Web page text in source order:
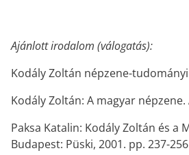
Ajánlott irodalom (válogatás):
Kodály Zoltán népzene-
Kodály Zoltán: A magyar
Paksa Katalin: Kodály Zoltán és a
Budapest: Püski, 2001. pp. 237-